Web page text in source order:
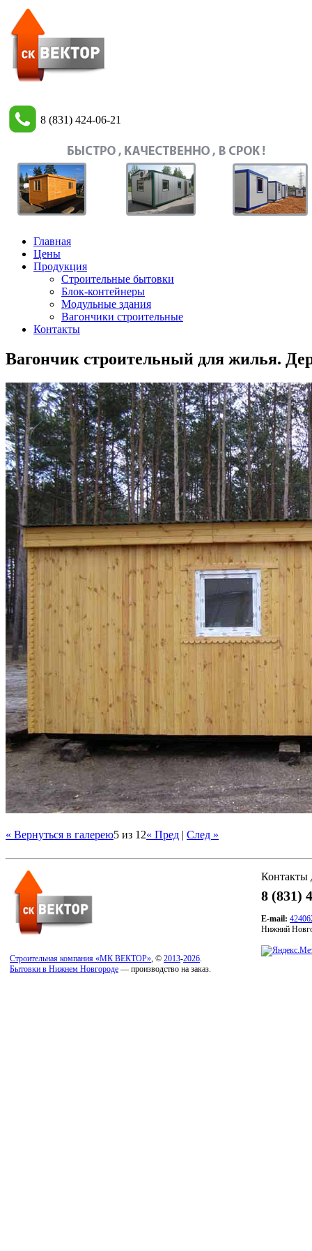
8 (831) 424-06-21
Главная
Цены
Продукция
Строительные бытовки
Блок-контейнеры
Модульные здания
Вагончики строительные
Контакты
Вагончик строительный для жилья.
« Вернуться в галерею5 из 12« Пред | След »
Строительная компания «МК ВЕКТОР», © 2013-2026.
Бытовки в Нижнем Новгороде — производство на заказ.
Контакты
8 (831)
E-mail:
Нижний